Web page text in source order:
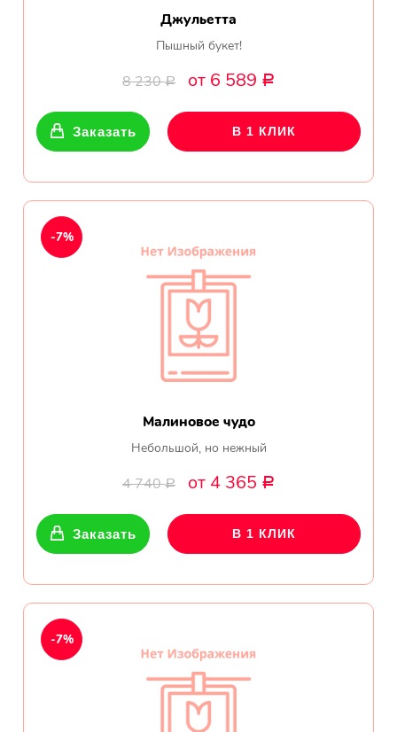
Джульетта
Пышный букет!
8 230Р от 6 589 Р
Заказать В 1 КЛИК
Малиновое чудо
Небольшой, но нежный
4 740Р от 4 365 Р
-7%
Заказать В 1 КЛИК
-7%